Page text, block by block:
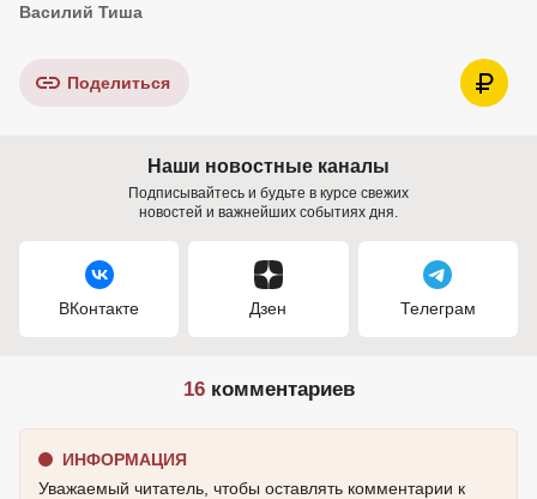
Василий Тиша
Поделиться
Наши новостные каналы
Подписывайтесь и будьте в курсе свежих
новостей и важнейших событиях дня.
ВКонтакте Дзен Телеграм
16комментариев
ИНФОРМАЦИЯ
Уважаемый читатель, чтобы оставлять комментарии к